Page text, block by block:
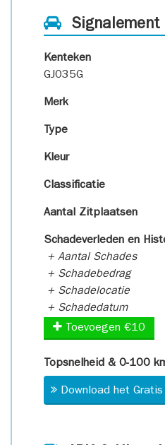
Signalement
Kenteken
GJ035G
Merk
Type
Kleur
Classificatie
Aantal Zitplaatsen
Schadeverleden en
+ Aantal Schades
+ Schadebedrag
+ Schadelocatie
+ Schadedatum
Toevoegen €10
Topsnelheid & 0-100
Download het